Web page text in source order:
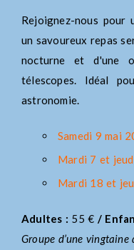
Rejoignez-nous pour
un savoureux repas
nocturne et d'une
télescopes. Idéal
astronomie.
Samedi 9 mai
Mardi 7 et
Mardi 18 et
Adultes : 55 € /
Groupe d’une vingtaine